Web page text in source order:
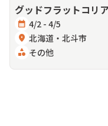
グッドフラットコリ
calendar_month 4/2 - 4/5
location_on 北海道・北斗市
category その他